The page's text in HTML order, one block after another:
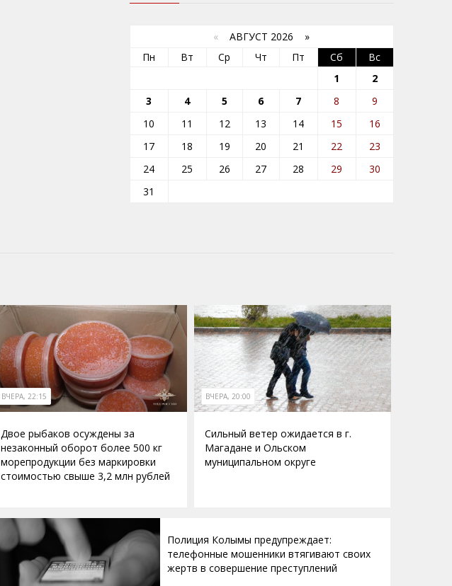
« АВГУСТ 2026 »
Пн
Вт Ср Чт Пт Сб
Вс
1
2
3
4 5 6 7 8
9
10
11 12 13 14 15
16
17
18 19 20 21 22
23
24
25 26 27 28 29
30
31
ВЧЕРА, 22:15
Двое рыбаков осуждены за
незаконный оборот более 500 кг
морепродукции без маркировки
стоимостью свыше 3,2 млн рублей
ВЧЕРА, 20:00
Сильный ветер ожидается в г.
Магадане и Ольском
муниципальном округе
Полиция Колымы предупреждает:
телефонные мошенники втягивают своих
жертв в совершение преступлений